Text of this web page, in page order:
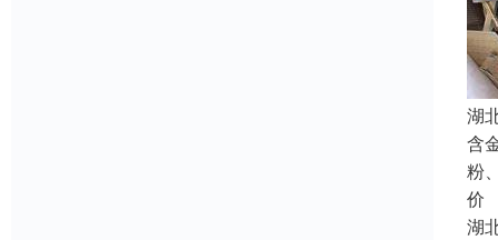
湖
含
粉
价
湖